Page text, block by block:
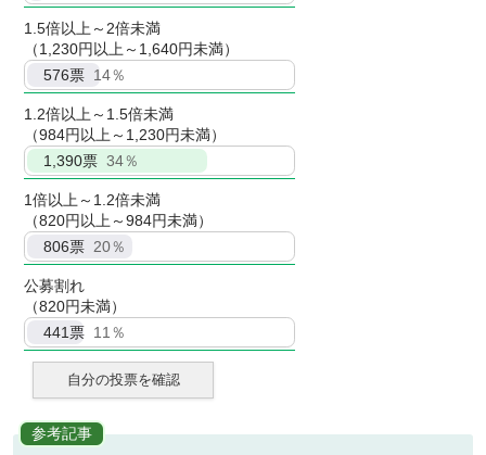
1.5倍以上～2倍未満
（1,230円以上～1,640円未満）
576票 14％
1.2倍以上～1.5倍未満
（984円以上～1,230円未満）
1,390票 34％
1倍以上～1.2倍未満
（820円以上～984円未満）
806票 20％
公募割れ
（820円未満）
441票 11％
自分の投票を確認
参考記事